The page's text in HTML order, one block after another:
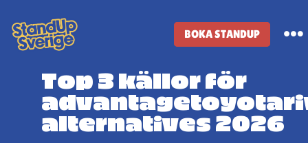
to
content
BOKA STANDUP
Standup-butik
Komiker
Top 3 källor för
alternatives 2026